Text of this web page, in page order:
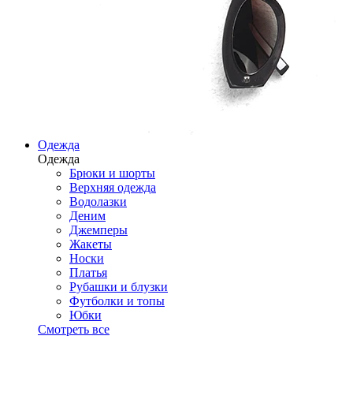
Одежда
Одежда
Брюки и шорты
Верхняя одежда
Водолазки
Деним
Джемперы
Жакеты
Носки
Платья
Рубашки и блузки
Футболки и топы
Юбки
Смотреть все